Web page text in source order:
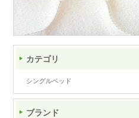
カテゴリ
シングルベッド
ブランド